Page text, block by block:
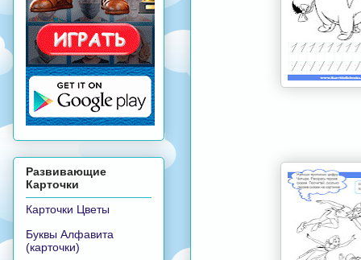
Развивающие
Карточки
Карточки Цветы
Буквы Алфавита
(карточки)